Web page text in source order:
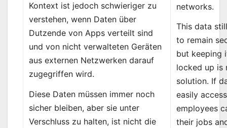
Kontext ist jedoch schwieriger zu
verstehen, wenn Daten über
Dutzende von Apps verteilt sind
und von nicht verwalteten Geräten
aus externen Netzwerken darauf
zugegriffen wird.
Diese Daten müssen immer noch
sicher bleiben, aber sie unter
Verschluss zu halten, ist nicht die
networks.
This data
to remain
but keeping
locked up is
solution. If
easily
employees
their jobs